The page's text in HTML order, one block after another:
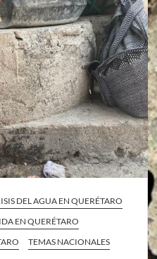
DEL AGUA EN QUERÉTARO
EN QUERÉTARO
TEMAS NACIONALES